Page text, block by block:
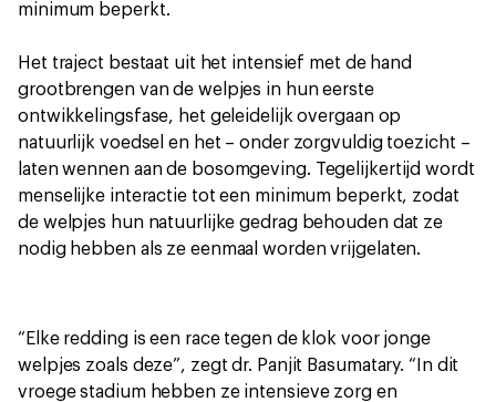
minimum beperkt.
Het traject bestaat uit het intensief met de hand
grootbrengen van de welpjes in hun eerste
ontwikkelingsfase, het geleidelijk overgaan op
natuurlijk voedsel en het – onder zorgvuldig toezicht –
laten wennen aan de bosomgeving. Tegelijkertijd wordt
menselijke interactie tot een minimum beperkt, zodat
de welpjes hun natuurlijke gedrag behouden dat ze
nodig hebben als ze eenmaal worden vrijgelaten.
“Elke redding is een race tegen de klok voor jonge
welpjes zoals deze”, zegt dr. Panjit Basumatary. “In dit
vroege stadium hebben ze intensieve zorg en